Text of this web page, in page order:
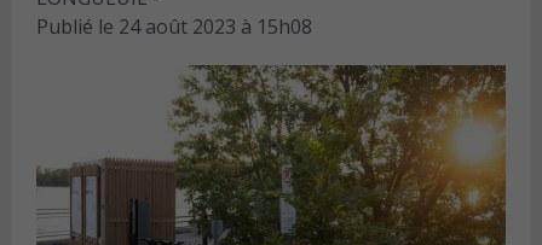
Publié le 24 août 2023 à 15h08